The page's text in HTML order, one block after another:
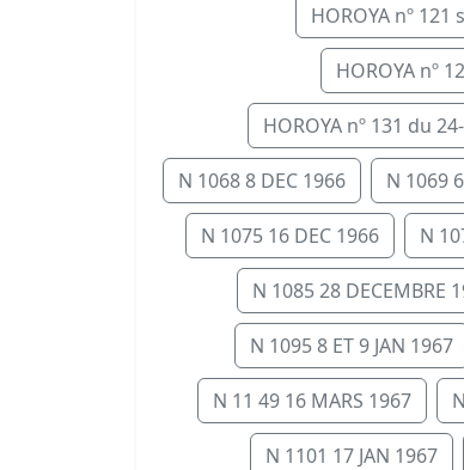
HOROYA nº 121
HOROYA nº
HOROYA nº 131 du
N 1068 8 DEC 1966 N 1069
N 1075 16 DEC 1966 N
N 1085 28 DECEMBRE
N 1095 8 ET 9 JAN 1967
N 11 49 16 MARS 1967
N 1101 17 JAN 1967